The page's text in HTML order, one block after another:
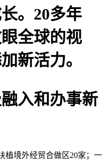
。20多年
全球的视
新活力。
入和办事新
植境外经贸合做区20家；一